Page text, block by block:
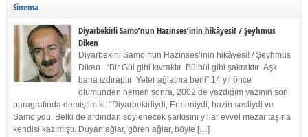
Sinema
Diyarbekirli Samo’nun Hazinses’inin hikâyesi! / Şeyhmus
Diken
Diyarbekirli Samo’nun Hazinses’inin hikâyesi! / Şeyhmus
Diken “Bir Gül gibi kıvraktır Bülbül gibi şakraktır Aşk
bana ızdıraptır Yeter ağlatma beni” 14 yıl önce
ölümünden hemen sonra, 2002’de yazdığım yazının son
paragrafında demiştim ki: “Diyarbekirliydi, Ermeniydi, hazin sesliydi ve
Samo’ydu. Belki de ardından söylenecek şarkısını yıllar evvel mezar taşına
kendisi kazımıştı. Duyan ağlar, gören ağlar, böyle […]